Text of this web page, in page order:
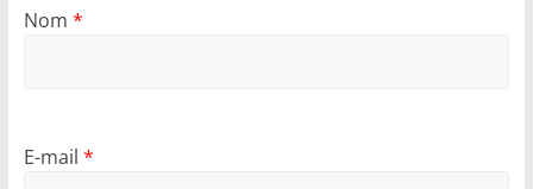
Nom *
E-mail *